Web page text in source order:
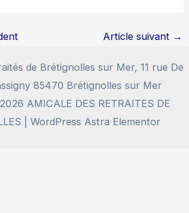
Article suivant →
de Brétignolles sur Mer, 11 rue De
85470 Brétignolles sur Mer
AMICALE DES RETRAITES DE
| WordPress Astra Elementor